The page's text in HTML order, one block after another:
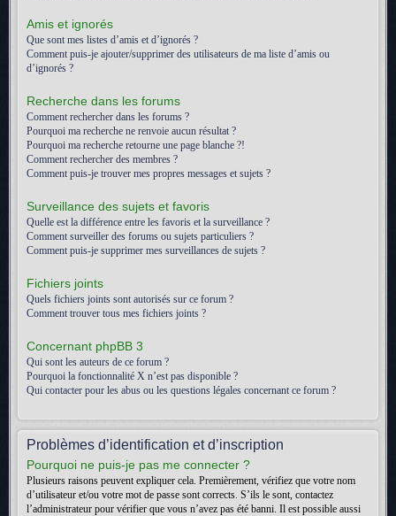
Amis et ignorés
Que sont mes listes d’amis et d’ignorés ?
Comment puis-je ajouter/supprimer des utilisateurs de ma liste d’amis ou
d’ignorés ?
Recherche dans les forums
Comment rechercher dans les forums ?
Pourquoi ma recherche ne renvoie aucun résultat ?
Pourquoi ma recherche retourne une page blanche ?!
Comment rechercher des membres ?
Comment puis-je trouver mes propres messages et sujets ?
Surveillance des sujets et favoris
Quelle est la différence entre les favoris et la surveillance ?
Comment surveiller des forums ou sujets particuliers ?
Comment puis-je supprimer mes surveillances de sujets ?
Fichiers joints
Quels fichiers joints sont autorisés sur ce forum ?
Comment trouver tous mes fichiers joints ?
Concernant phpBB 3
Qui sont les auteurs de ce forum ?
Pourquoi la fonctionnalité X n’est pas disponible ?
Qui contacter pour les abus ou les questions légales concernant ce forum ?
Problèmes d’identification et d’inscription
Pourquoi ne puis-je pas me connecter ?
Plusieurs raisons peuvent expliquer cela. Premièrement, vérifiez que votre nom
d’utilisateur et/ou votre mot de passe sont corrects. S’ils le sont, contactez
l’administrateur pour vérifier que vous n’avez pas été banni. Il est possible aussi